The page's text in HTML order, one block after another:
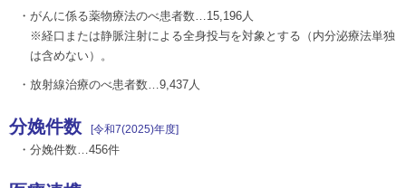
・がんに係る薬物療法のべ患者数…15,196人
※経口または静脈注射による全身投与を対象とする（内分泌療法単独
は含めない）。
・放射線治療のべ患者数…9,437人
分娩件数 [令和7(2025)年度]
・分娩件数…456件